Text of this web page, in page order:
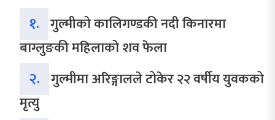
१. गुल्मीको कालिगण्डकी नदी किनारमा
बाग्लुङकी महिलाको शव फेला
२. गुल्मीमा अरिङ्गालले टोकेर २२ वर्षीय युवकको
मृत्यु